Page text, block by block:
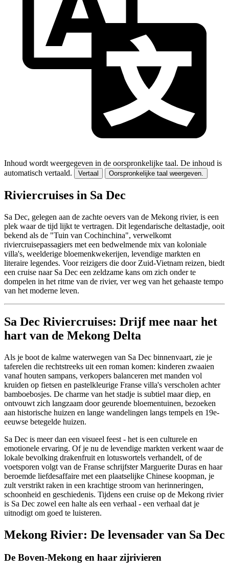
Inhoud wordt weergegeven in de oorspronkelijke taal. De inhoud is
automatisch vertaald.
Vertaal Oorspronkelijke taal weergeven.
Riviercruises in Sa Dec
Sa Dec, gelegen aan de zachte oevers van de Mekong rivier, is een
plek waar de tijd lijkt te vertragen. Dit legendarische deltastadje, ooit
bekend als de "Tuin van Cochinchina", verwelkomt
riviercruisepassagiers met een bedwelmende mix van koloniale
villa's, weelderige bloemenkwekerijen, levendige markten en
literaire legendes. Voor reizigers die door Zuid-Vietnam reizen, biedt
een cruise naar Sa Dec een zeldzame kans om zich onder te
dompelen in het ritme van de rivier, ver weg van het gehaaste tempo
van het moderne leven.
Sa Dec Riviercruises: Drijf mee naar het
hart van de Mekong Delta
Als je boot de kalme waterwegen van Sa Dec binnenvaart, zie je
taferelen die rechtstreeks uit een roman komen: kinderen zwaaien
vanaf houten sampans, verkopers balanceren met manden vol
kruiden op fietsen en pastelkleurige Franse villa's verscholen achter
bamboebosjes. De charme van het stadje is subtiel maar diep, en
ontvouwt zich langzaam door geurende bloementuinen, bezoeken
aan historische huizen en lange wandelingen langs tempels en 19e-
eeuwse betegelde huizen.
Sa Dec is meer dan een visueel feest - het is een culturele en
emotionele ervaring. Of je nu de levendige markten verkent waar de
lokale bevolking drakenfruit en lotuswortels verhandelt, of de
voetsporen volgt van de Franse schrijfster Marguerite Duras en haar
beroemde liefdesaffaire met een plaatselijke Chinese koopman, je
zult verstrikt raken in een krachtige stroom van herinneringen,
schoonheid en geschiedenis. Tijdens een cruise op de Mekong rivier
is Sa Dec zowel een halte als een verhaal - een verhaal dat je
uitnodigt om goed te luisteren.
Mekong Rivier: De levensader van Sa Dec
De Boven-Mekong en haar zijrivieren